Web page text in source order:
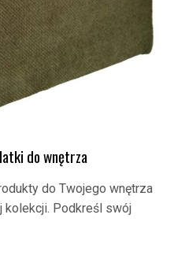
do wnętrza
do Twojego wnętrza
kolekcji. Podkreśl swój